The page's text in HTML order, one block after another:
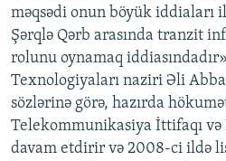
MULTIMEDIA
VIDEO
FOTOQALEREYA
İNFOQRAFIKA
KARIKATURA
RADIO ARXIV
OXU ZALI
AZƏRBAYCAN ƏDƏBIYYATI KITABXANASI
İSLAM VƏ DEMOKRATIYA
HAQQIMIZDA
MISSIYAMIZ
PEŞƏ ETIKASI VƏ JURNALISTIKA
BIZI IZLƏ
məqsədi onun böyük iddiaları
Şərqlə Qərb arasında tranzit
rolunu oynamaq
Texnologiyaları naziri Əli
sözlərinə görə, hazırda
Telekommunikasiya İttifaqı və
davam etdirir və 2008-ci ildə